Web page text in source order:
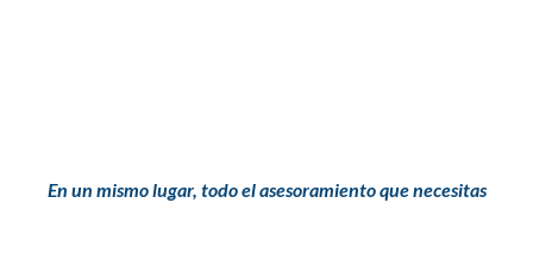
En un mismo lugar, todo el asesoramiento que necesitas